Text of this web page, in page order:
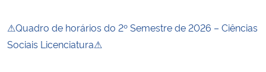
Gabinete de Segurança Institucional
⚠Quadro de horários do 2º Semestre de 2026 – Ciências
Sociais Licenciatura⚠